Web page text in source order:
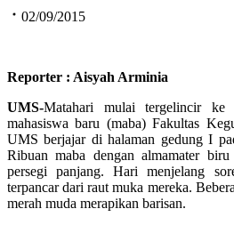
02/09/2015
Reporter : Aisyah Arminia
UMS-Matahari mulai tergelincir ke
mahasiswa baru (maba) Fakultas
UMS berjajar di halaman gedung I
Ribuan maba dengan almamater
persegi panjang. Hari menjelang
terpancar dari raut muka mereka.
merah muda merapikan barisan.